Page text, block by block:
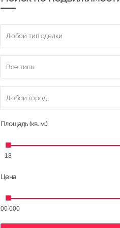
Любой тип сделки
Все типы
Любой город
Площадь (кв. м.)
18
Цена
000